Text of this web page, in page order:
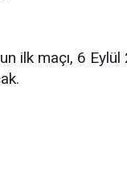
ilk maçı, 6